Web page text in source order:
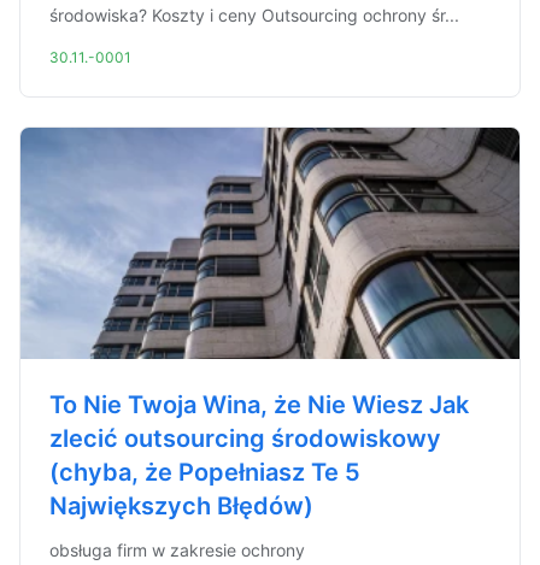
środowiska? Koszty i ceny Outsourcing ochrony śr...
30.11.-0001
To Nie Twoja Wina, że Nie Wiesz Jak
zlecić outsourcing środowiskowy
(chyba, że Popełniasz Te 5
Największych Błędów)
obsługa firm w zakresie ochrony